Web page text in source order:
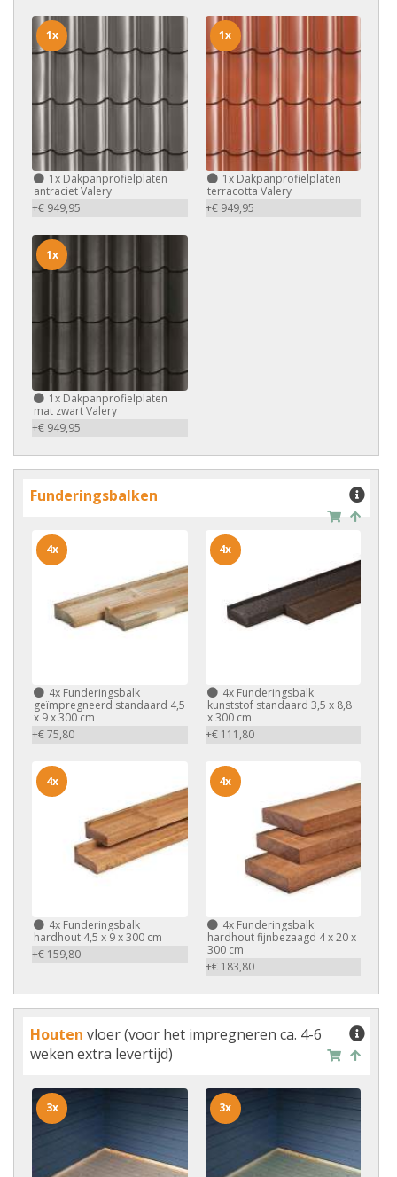
1x Dakpanprofielplaten
antraciet Valery
+€ 949,95
1x
1xDakpanprofielplaten
terracotta Valery
+€ 949,95
1x
1x Dakpanprofielplaten
mat zwart Valery
+€ 949,95
1x
Funderingsbalken
4x Funderingsbalk
geïmpregneerd standaard 4,5
x 9 x 300 cm
+€ 75,80
4x
4xFunderingsbalk
kunststof standaard 3,5 x 8,8
x 300 cm
+€ 111,80
4x
4x Funderingsbalk
hardhout 4,5 x 9 x 300 cm
+€ 159,80
4x
4xFunderingsbalk
hardhout fijnbezaagd 4 x 20 x
300 cm
+€ 183,80
4x
Houten vloer (voor het impregneren ca. 4-6
weken extra levertijd)
3x 3x